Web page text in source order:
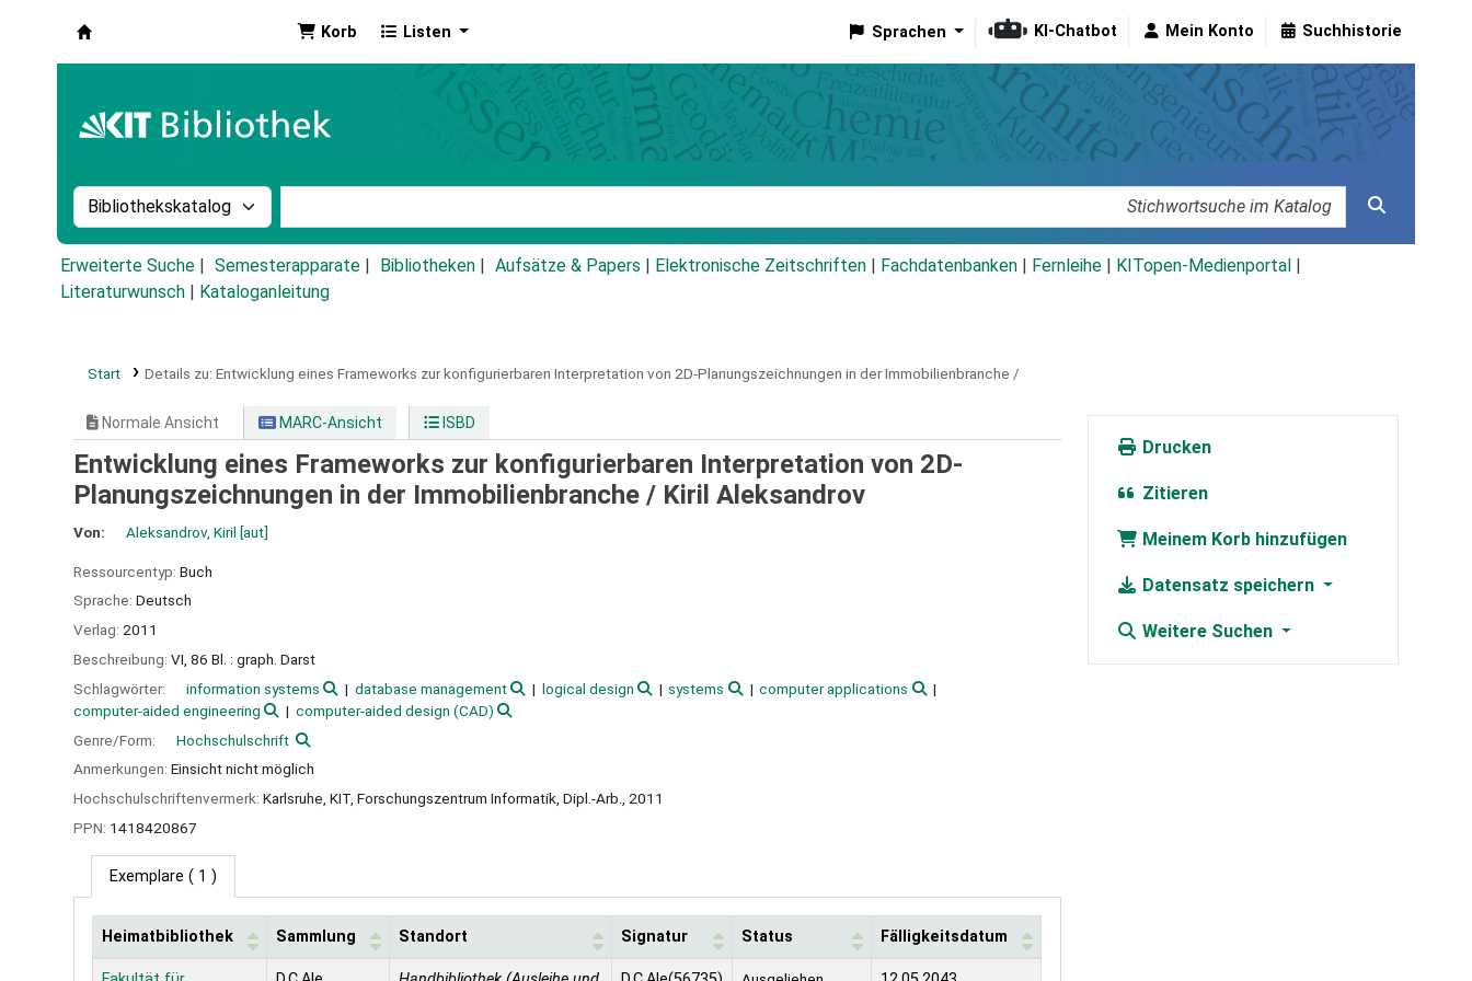
Korb Listen Sprachen KI-Chatbot Mein Konto Suchhistorie
Suche im Katalog nach:
Erweiterte Suche Semesterapparate Bibliotheken Aufsätze & Papers Elektronische Zeitschriften Fachdatenbanken Fernleihe KITopen-Medienportal
Literaturwunsch
Kataloganleitung
Start Details zu: Entwicklung eines Frameworks zur konfigurierbaren Interpretation von 2D-Planungszeichnungen in der Immobilienbranche /
Normale Ansicht MARC-Ansicht ISBD
Entwicklung eines Frameworks zur konfigurierbaren Interpretation von 2D-
Planungszeichnungen in der Immobilienbranche / Kiril Aleksandrov
Von: Aleksandrov, Kiril [aut]
Ressourcentyp: Buch
Sprache: Deutsch
Verlag: 2011
Beschreibung: VI, 86 Bl. : graph. Darst
Schlagwörter:
information systems database management logical design systems
computer applications
computer-aided engineering
computer-aided design (CAD)
Genre/Form:
Hochschulschrift
Anmerkungen: Einsicht nicht möglich
Hochschulschriftenvermerk: Karlsruhe, KIT, Forschungszentrum Informatik, Dipl.-Arb., 2011
PPN: 1418420867
Exemplare ( 1 )
Exemplare
Heimatbibliothek Sammlung Standort Signatur Status Fälligkeitsdatum
Drucken
Zitieren
Meinem Korb hinzufügen
Datensatz speichern
Weitere Suchen